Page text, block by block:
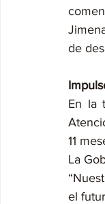
de
En la
11
La
el